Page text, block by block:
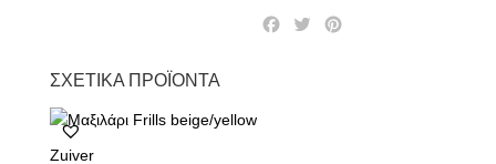
T
ΣΧΕΤΙΚΆ ΠΡΟΪΌΝΤΑ
Zuiver